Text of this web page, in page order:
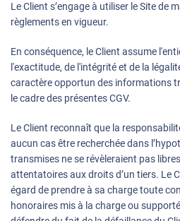
Le Client s’engage à utiliser le Site de
règlements en vigueur.
En conséquence, le Client assume
l'exactitude, de l'intégrité et de la
caractère opportun des informations
le cadre des présentes CGV.
Le Client reconnaît que la
aucun cas être recherchée dans
transmises ne se révèleraient pas
attentatoires aux droits d’un tiers. Le
égard de prendre à sa charge toute
honoraires mis à la charge ou